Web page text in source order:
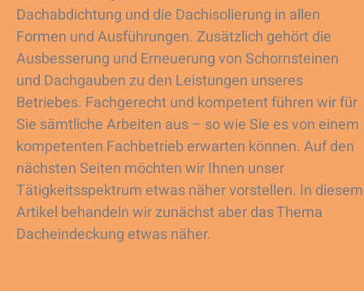
Dachabdichtung und die Dachisolierung in allen
Formen und Ausführungen. Zusätzlich gehört die
Ausbesserung und Erneuerung von Schornsteinen
und Dachgauben zu den Leistungen unseres
Betriebes. Fachgerecht und kompetent führen wir für
Sie sämtliche Arbeiten aus – so wie Sie es von einem
kompetenten Fachbetrieb erwarten können. Auf den
nächsten Seiten möchten wir Ihnen unser
Tätigkeitsspektrum etwas näher vorstellen. In diesem
Artikel behandeln wir zunächst aber das Thema
Dacheindeckung etwas näher.